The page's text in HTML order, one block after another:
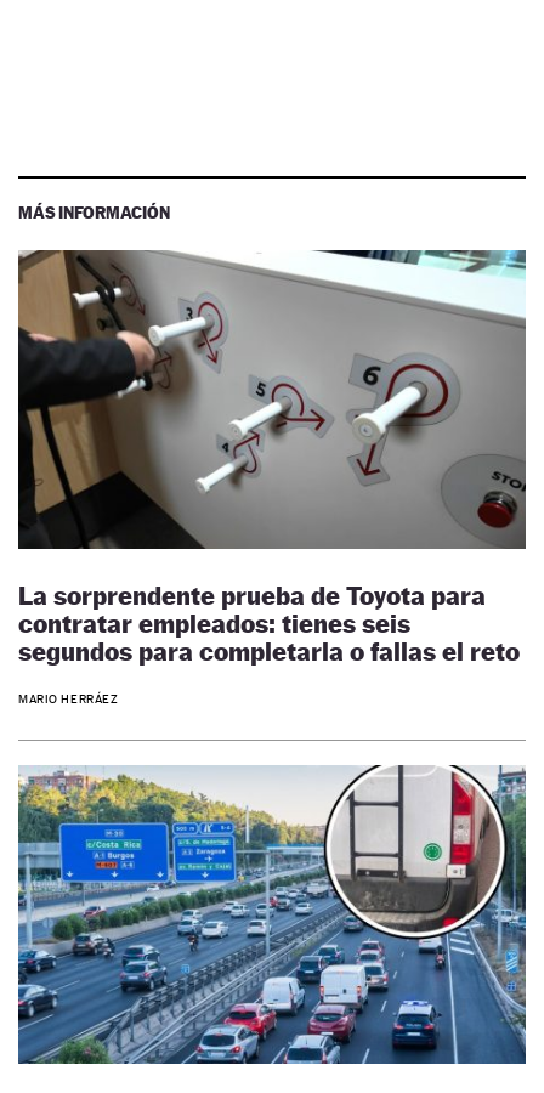
MÁS INFORMACIÓN
La sorprendente prueba de Toyota para
contratar empleados: tienes seis
segundos para completarla o fallas el reto
MARIO HERRÁEZ